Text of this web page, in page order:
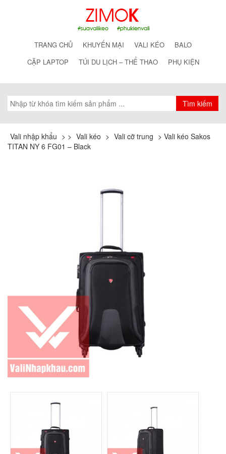
TRANG CHỦ KHUYẾN MẠI VALI KÉO
BALO
CẶP LAPTOP
TÚI DU LỊCH – THỂ THAO PHỤ KIỆN
Vali nhập khẩu > > Vali kéo > Vali cỡ trung > Vali kéo Sakos
TITAN NY 6 FG01 – Black